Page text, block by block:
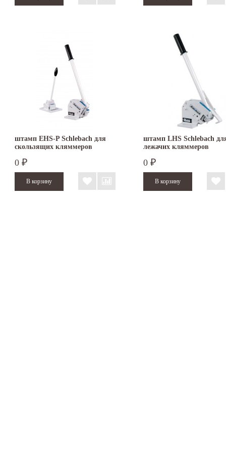
штамп EHS-P Schlebach для
скользящих кляммеров
0 ₽
штамп LHS Schlebach
лежачих кляммеров
0 ₽